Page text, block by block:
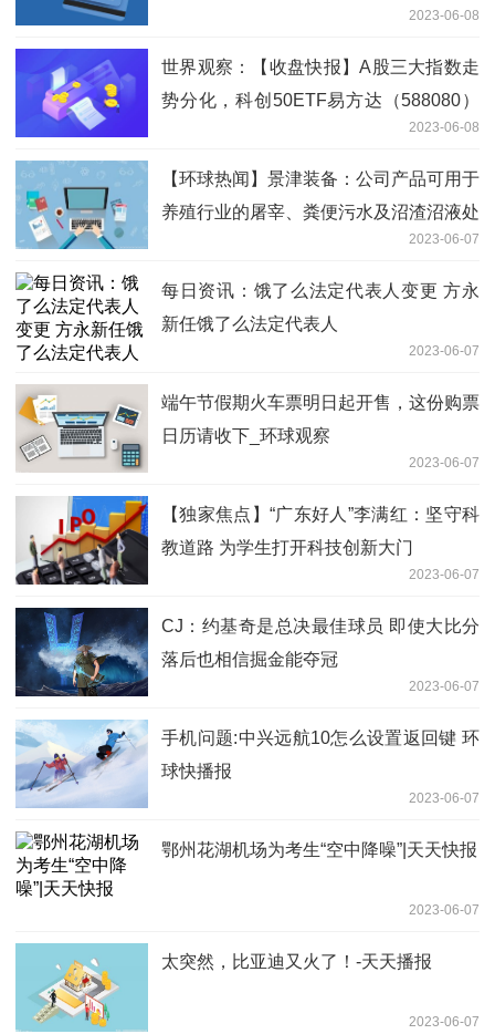
2023-06-08
世界观察：【收盘快报】A股三大指数走
势分化，科创50ETF易方达（588080）
2023-06-08
【环球热闻】景津装备：公司产品可用于
养殖行业的屠宰、粪便污水及沼渣沼液处
2023-06-07
每日资讯：饿了么法定代表人变更 方永
新任饿了么法定代表人
2023-06-07
端午节假期火车票明日起开售，这份购票
日历请收下_环球观察
2023-06-07
【独家焦点】“广东好人”李满红：坚守科
教道路 为学生打开科技创新大门
2023-06-07
CJ：约基奇是总决最佳球员 即使大比分
落后也相信掘金能夺冠
2023-06-07
手机问题:中兴远航10怎么设置返回键 环
球快播报
2023-06-07
鄂州花湖机场为考生“空中降噪”|天天快报
2023-06-07
太突然，比亚迪又火了！-天天播报
2023-06-07